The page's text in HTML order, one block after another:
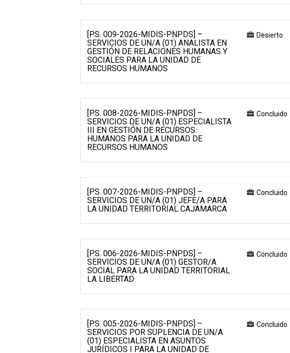
[P.S. 009-2026-MIDIS-PNPDS] –
SERVICIOS DE UN/A (01) ANALISTA EN
GESTIÓN DE RELACIONES HUMANAS Y
SOCIALES PARA LA UNIDAD DE
RECURSOS HUMANOS
Desierto
[P.S. 008-2026-MIDIS-PNPDS] –
SERVICIOS DE UN/A (01) ESPECIALISTA
III EN GESTIÓN DE RECURSOS
HUMANOS PARA LA UNIDAD DE
RECURSOS HUMANOS
Concluido
[P.S. 007-2026-MIDIS-PNPDS] –
SERVICIOS DE UN/A (01) JEFE/A PARA
LA UNIDAD TERRITORIAL CAJAMARCA
Concluido
[P.S. 006-2026-MIDIS-PNPDS] –
SERVICIOS DE UN/A (01) GESTOR/A
SOCIAL PARA LA UNIDAD TERRITORIAL
LA LIBERTAD
Concluido
[P.S. 005-2026-MIDIS-PNPDS] –
SERVICIOS POR SUPLENCIA DE UN/A
(01) ESPECIALISTA EN ASUNTOS
JURÍDICOS I PARA LA UNIDAD DE
Concluido